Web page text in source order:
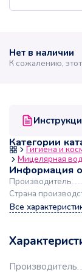
Категории
Гигиена и
Мицелярная
Информация
Производитель
Страна
Все
Производитель
Нет в наличии
К сожалению,